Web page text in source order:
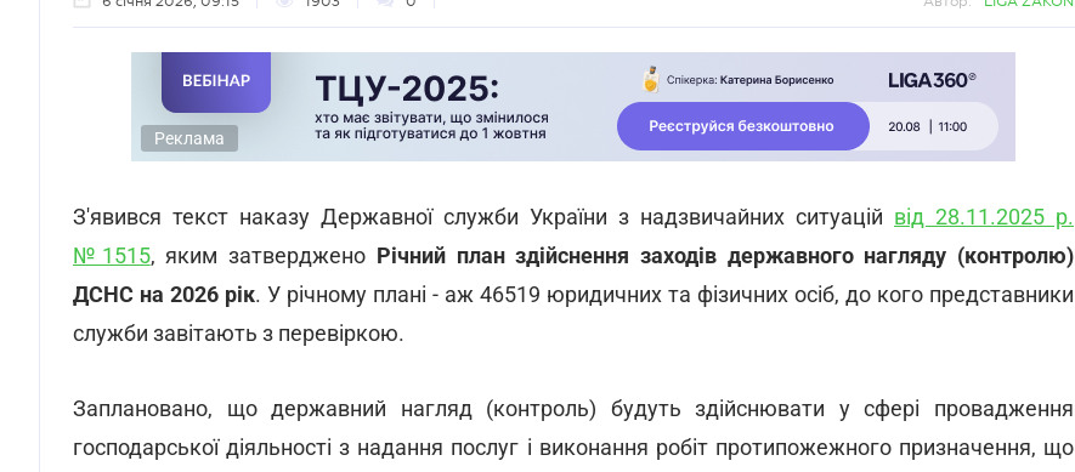
Реклама
З'явився текст наказу Державної служби України з надзвичайних ситуацій від 28.11.2025 р.
№1515, яким затверджено Річний план здійснення заходів державного нагляду (контролю)
ДСНС на 2026 рік. У річному плані - аж 46519 юридичних та фізичних осіб, до кого представники
служби завітають з перевіркою.
Заплановано, що державний нагляд (контроль) будуть здійснювати у сфері провадження
господарської діяльності з надання послуг і виконання робіт протипожежного призначення, що